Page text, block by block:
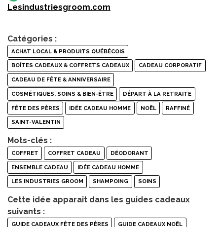
Lesindustriesgroom.com
Catégories :
ACHAT LOCAL & PRODUITS QUÉBÉCOIS
BOÎTES CADEAUX & COFFRETS CADEAUX CADEAU CORPORATIF
CADEAU DE FÊTE & ANNIVERSAIRE
COSMÉTIQUES, SOINS & BIEN-ÊTRE DÉPART À LA RETRAITE
FÊTE DES PÈRES IDÉE CADEAU HOMME NOËL RAFFINÉ
SAINT-VALENTIN
Mots-clés :
COFFRET COFFRET CADEAU DÉODORANT
ENSEMBLE CADEAU IDÉE CADEAU HOMME
LES INDUSTRIES GROOM SHAMPOING SOINS
Cette idée apparaît dans les guides cadeaux
suivants :
GUIDE CADEAUX FÊTE DES PÈRES GUIDE CADEAUX NOËL